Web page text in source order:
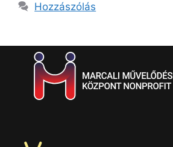
Hozzászólás